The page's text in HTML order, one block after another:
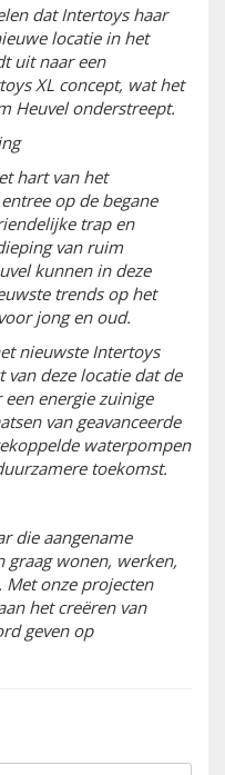
dat Intertoys haar
locatie in het
uit naar een
XL concept, wat het
Heuvel onderstreept.
hart van het
op de begane
trap en
van ruim
kunnen in deze
trends op het
jong en oud.
nieuwste Intertoys
van deze locatie dat de
energie zuinige
van geavanceerde
waterpompen
toekomst.
die aangename
graag wonen, werken,
Met onze projecten
het creëren van
geven op